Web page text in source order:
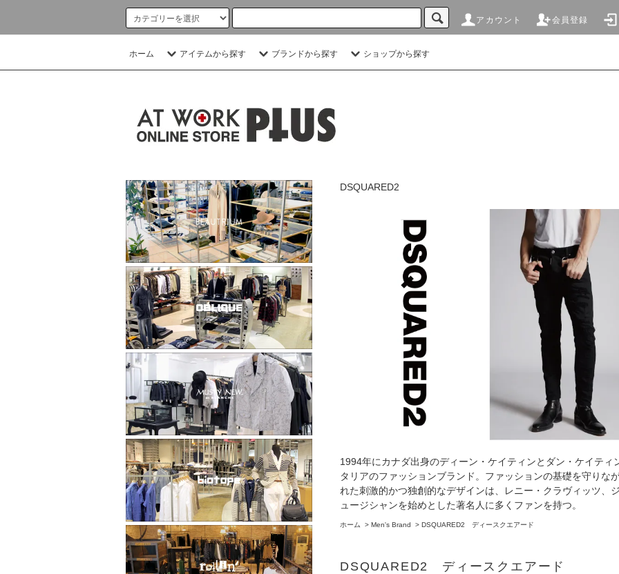
アカウント 会員登録
ホーム アイテムから探す ブランドから探す ショップから探す
DSQUARED2
1994年にカナダ出身のディーン・ケイティンとダン・ケイティ
タリアのファッションブランド。ファッションの基礎を守りな
れた刺激的かつ独創的なデザインは、レニー・クラヴィッツ、
ュージシャンを始めとした著名人に多くファンを持つ。
ホーム > Men's Brand > DSQUARED2 ディースクエアード
DSQUARED2 ディースクエアード